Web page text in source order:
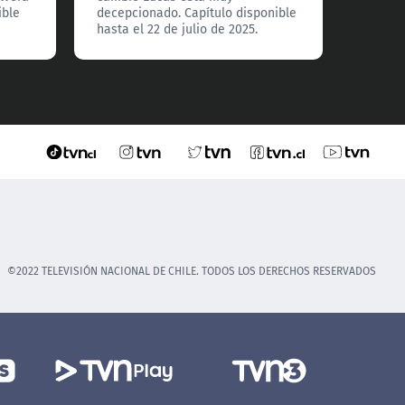
decepcionado. Capítulo disponible
hasta el 22 de julio de 2025.
©2022 TELEVISIÓN NACIONAL DE CHILE. TODOS LOS DERECHOS RESERVADOS